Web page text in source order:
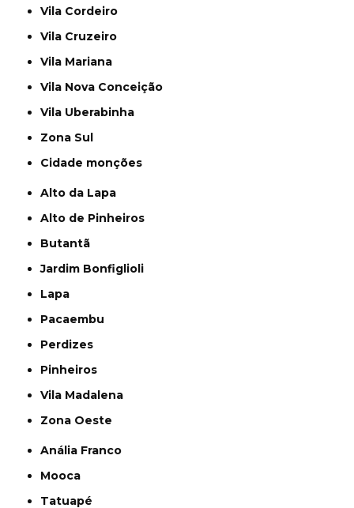
Vila Cordeiro
Vila Cruzeiro
Vila Mariana
Vila Nova Conceição
Vila Uberabinha
Zona Sul
cidade monções
Alto da Lapa
Alto de Pinheiros
Butantã
Jardim Bonfiglioli
Lapa
Pacaembu
Perdizes
Pinheiros
Vila Madalena
Zona Oeste
Anália Franco
Mooca
Tatuapé